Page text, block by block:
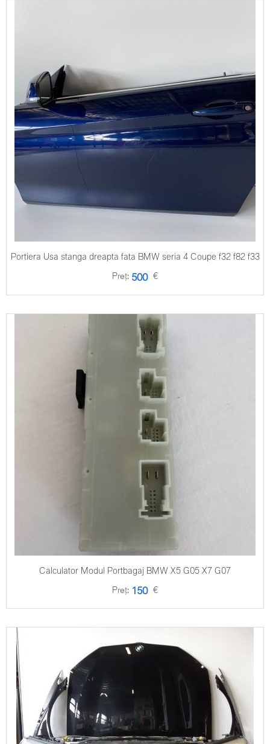
Portiera Usa stanga dreapta fata BMW seria 4 Coupe f32 f82 f33
Preț: 500 €
Calculator Modul Portbagaj BMW X5 G05 X7 G07
Preț: 150 €